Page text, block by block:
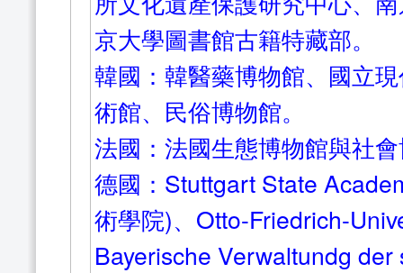
京大學圖書館古籍特藏部。
韓國：韓醫藥博物館、國立
術館、民俗博物館。
法國：法國生態博物館與社
德國：Stuttgart State
術學院)、Otto-Friedrich-
Bayerische Verwaltundg